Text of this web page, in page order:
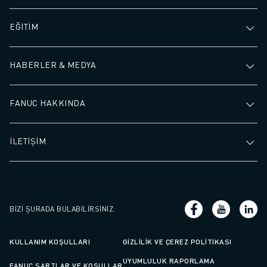
EĞİTİM
HABERLER & MEDYA
FANUC HAKKINDA
İLETİŞİM
BIZI ŞURADA BULABILIRSINIZ:
KULLANIM KOŞULLARI GIZLILIK VE ÇEREZ POLITIKASI
UYUMLULUK RAPORLAMA